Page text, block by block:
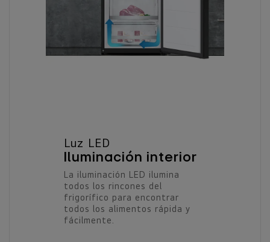
Luz LED
Iluminación interior
La iluminación LED ilumina
todos los rincones del
frigorífico para encontrar
todos los alimentos rápida y
fácilmente.